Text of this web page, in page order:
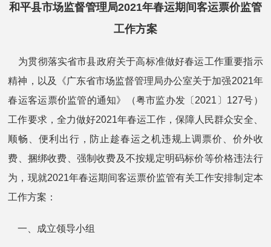
和平县市场监督管理局2021年春运期间客运票价监管
工作方案
为贯彻落实省市县政府关于高标准做好春运工作重要指示
精神，以及《广东省市场监督管理局办公室关于加强2021年
春运客运票价监管的通知》（粤市监办发〔2021〕127号）
工作要求，全力做好2021年春运工作，保障人民群众安全、
顺畅、便利出行，防止趁春运之机违规上调票价、价外收
费、捆绑收费、强制收费及不按规定明码标价等价格违法行
为，现就2021年春运期间客运票价监管有关工作安排制定本
工作方案：
一、成立领导小组